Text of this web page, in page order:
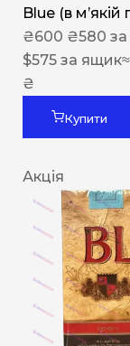
Blue (в мʼякій
₴600 ₴580
$575 за ящик
₴
Купити
Акція